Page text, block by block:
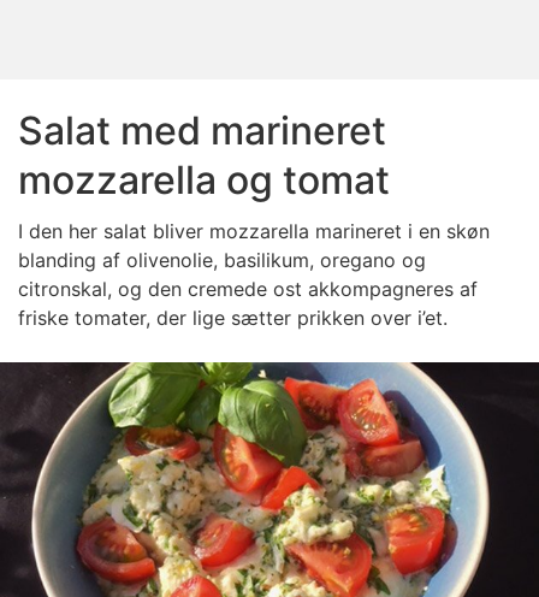
Salat med marineret
mozzarella og tomat
I den her salat bliver mozzarella marineret i en skøn
blanding af olivenolie, basilikum, oregano og
citronskal, og den cremede ost akkompagneres af
friske tomater, der lige sætter prikken over i’et.